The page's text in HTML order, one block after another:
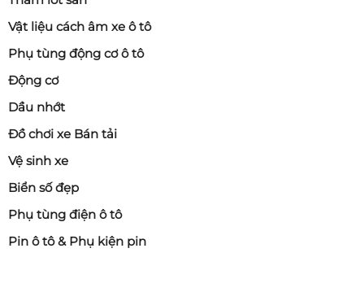
Vật liệu cách âm xe ô tô
Phụ tùng động cơ ô tô
Động cơ
Dầu nhớt
Đồ chơi xe Bán tải
Vệ sinh xe
Biển số đẹp
Phụ tùng điện ô tô
Pin ô tô & Phụ kiện pin